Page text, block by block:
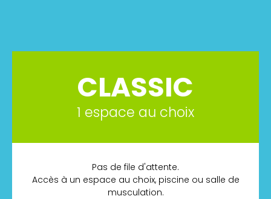
CLASSIC
1 espace au choix
Pas de file d'attente.
Accès à un espace au choix, piscine ou salle de
musculation.